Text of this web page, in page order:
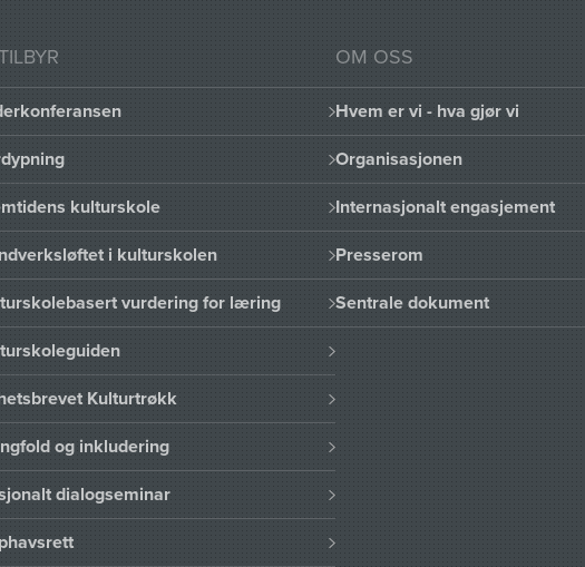
kulturskole
i kulturskolen
vurdering for læring
Kulturtrøkk
og inkludering
dialogseminar
OM OSS
Hvem er vi - hva gjør vi
Organisasjonen
Internasjonalt engasjement
Presserom
Sentrale dokument